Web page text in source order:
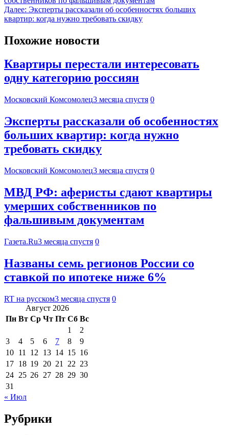
Далее: Эксперты рассказали об особенностях больших
квартир: когда нужно требовать скидку
Похожие новости
Квартиры перестали интересовать
одну категорию россиян
Московский Комсомолец3 месяца спустя 0
Эксперты рассказали об особенностях
больших квартир: когда нужно
требовать скидку
Московский Комсомолец3 месяца спустя 0
МВД РФ: аферисты сдают квартиры
умерших собственников по
фальшивым документам
Газета.Ru3 месяца спустя 0
Названы семь регионов России со
ставкой по ипотеке ниже 6%
RT на русском3 месяца спустя 0
Август 2026
Пн Вт Ср Чт Пт Сб Вс
1
2
3
4 5 6 7 8
9
10 11 12 13 14 15 16
17 18 19 20 21 22 23
24 25 26 27 28 29 30
31
« Июл
Рубрики